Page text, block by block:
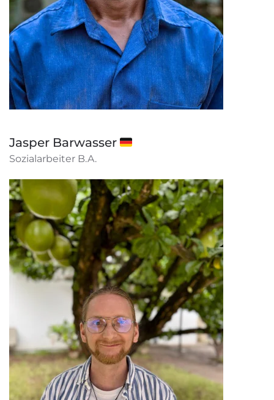
Jasper Barwasser 🇩🇪
Sozialarbeiter B.A.